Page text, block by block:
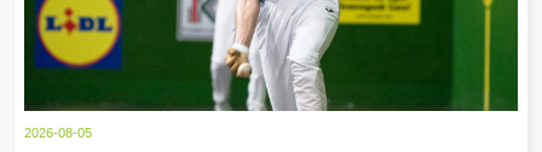
2026-08-05